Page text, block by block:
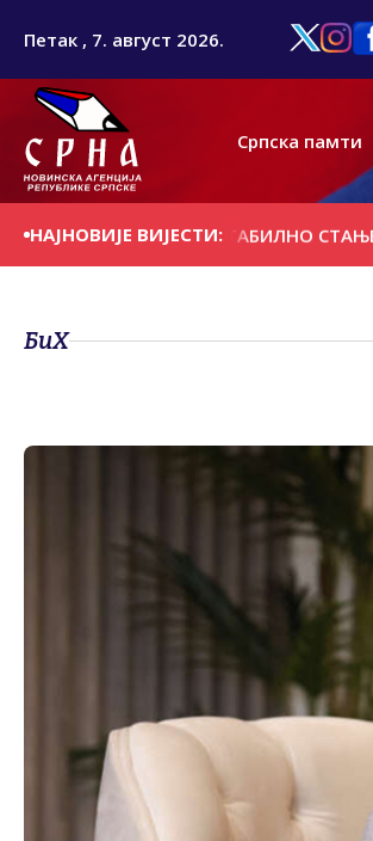
Петак , 7. август 2026.
Српска памти
НАЈНОВИЈЕ ВИЈЕСТИ:
ДЕЦЕНИЈЕ СТАБИЛНО СТАЊЕ НА
БиХ